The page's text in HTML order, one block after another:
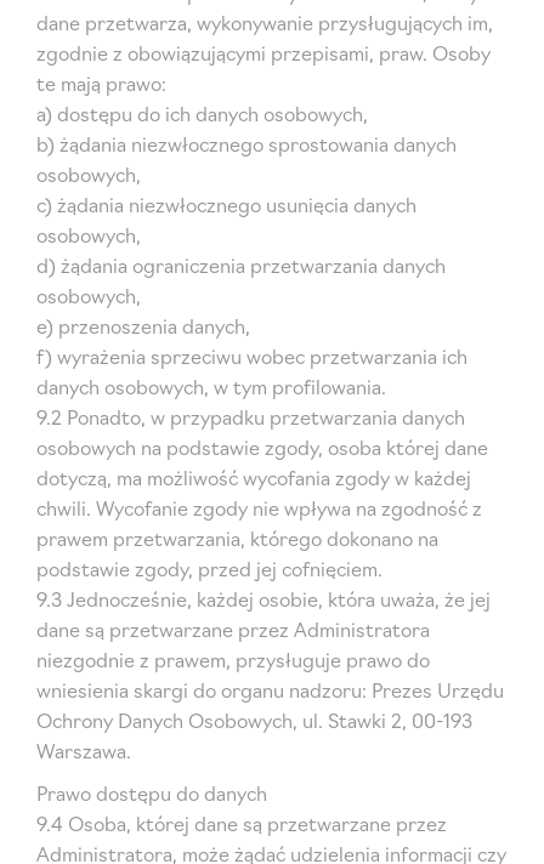
dane przetwarza, wykonywanie przysługujących im,
zgodnie z obowiązującymi przepisami, praw. Osoby
te mają prawo:
a) dostępu do ich danych osobowych,
b) żądania niezwłocznego sprostowania danych
osobowych,
c) żądania niezwłocznego usunięcia danych
osobowych,
d) żądania ograniczenia przetwarzania danych
osobowych,
e) przenoszenia danych,
f) wyrażenia sprzeciwu wobec przetwarzania ich
danych osobowych, w tym profilowania.
9.2 Ponadto, w przypadku przetwarzania danych
osobowych na podstawie zgody, osoba której dane
dotyczą, ma możliwość wycofania zgody w każdej
chwili. Wycofanie zgody nie wpływa na zgodność z
prawem przetwarzania, którego dokonano na
podstawie zgody, przed jej cofnięciem.
9.3 Jednocześnie, każdej osobie, która uważa, że jej
dane są przetwarzane przez Administratora
niezgodnie z prawem, przysługuje prawo do
wniesienia skargi do organu nadzoru: Prezes Urzędu
Ochrony Danych Osobowych, ul. Stawki 2, 00-193
Warszawa.
Prawo dostępu do danych
9.4 Osoba, której dane są przetwarzane przez
Administratora, może żądać udzielenia informacji czy